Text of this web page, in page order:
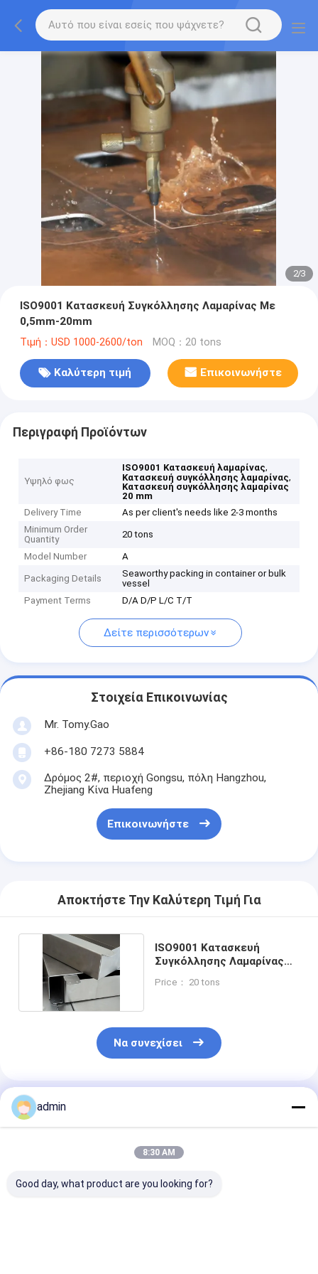
2/3
ISO9001 Κατασκευή Συγκόλλησης Λαμαρίνας Με
0,5mm-20mm
Τιμή：USD 1000-2600/ton MOQ：20 tons
Καλύτερη τιμή Επικοινωνήστε
Περιγραφή Προϊόντων
Υψηλό φως
ISO9001 Κατασκευή λαμαρίνας,
Κατασκευή συγκόλλησης λαμαρίνας,
Κατασκευή συγκόλλησης λαμαρίνας
20 mm
Delivery Time
As per client's needs like 2-3 months
Minimum Order
Quantity
20 tons
Model Number A
Packaging Details
Seaworthy packing in container or bulk
vessel
Payment Terms
D/A D/P L/C T/T
Δείτε περισσότερων
Στοιχεία Επικοινωνίας
Mr. Tomy.Gao
+86-180 7273 5884
Δρόμος 2#, περιοχή Gongsu, πόλη Hangzhou,
Zhejiang Κίνα Huafeng
Επικοινωνήστε
Αποκτήστε Την Καλύτερη Τιμή Για
ISO9001 Κατασκευή
Συγκόλλησης Λαμαρίνας
Price： 20 tons
Να συνεχίσει
Συνιστώμενα Προϊόντα
admin
8:30 AM
Good day, what product are you looking for?